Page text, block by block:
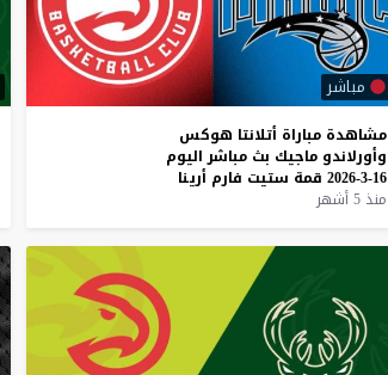
مباشر
مشاهدة مباراة أتلانتا هوكس
وأورلاندو ماجيك بث مباشر اليوم
16-3-2026
قمة ستيت فارم أرينا
منذ 5 أشهر